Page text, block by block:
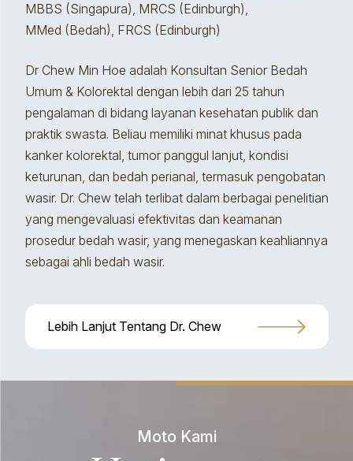
MBBS (Singapura), MRCS (Edinburgh),
MMed (Bedah), FRCS (Edinburgh)
Dr Chew Min Hoe adalah Konsultan Senior Bedah
Umum & Kolorektal dengan lebih dari 25 tahun
pengalaman di bidang layanan kesehatan publik dan
praktik swasta. Beliau memiliki minat khusus pada
kanker kolorektal, tumor panggul lanjut, kondisi
keturunan, dan bedah perianal, termasuk pengobatan
wasir. Dr. Chew telah terlibat dalam berbagai penelitian
yang mengevaluasi efektivitas dan keamanan
prosedur bedah wasir, yang menegaskan keahliannya
sebagai ahli bedah wasir.
Lebih Lanjut Tentang Dr. Chew
Moto Kami